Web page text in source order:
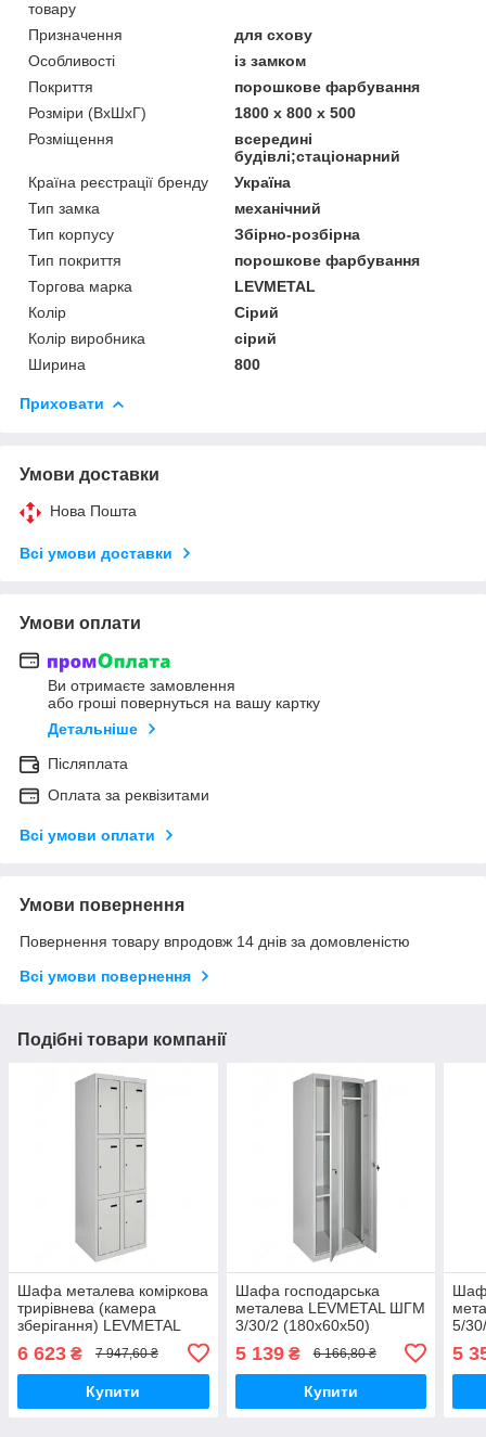
товару
Призначення
для схову
Особливості
із замком
Покриття
порошкове фарбування
Розміри (ВхШхГ)
1800 х 800 х 500
Розміщення
всередині
будівлі;стаціонарний
Країна реєстрації бренду
Україна
Тип замка
механічний
Тип корпусу
Збірно-розбірна
Тип покриття
порошкове фарбування
Торгова марка
LEVMETAL
Колір
Сірий
Колір виробника
сірий
Ширина
800
Приховати
Умови доставки
Нова Пошта
Всі умови доставки
Умови оплати
Ви отримаєте замовлення
або гроші повернуться на вашу картку
Детальніше
Післяплата
Оплата за реквізитами
Всі умови оплати
Умови повернення
Повернення товару впродовж 14 днів за домовленістю
Всі умови повернення
Подібні товари компанії
Шафа металева коміркова
трирівнева (камера
зберігання) LEVMETAL
ШКМ 3/40/2 (180х80х50)
6 623 ₴ 7 947,60 ₴
Купити
Шафа господарська
металева LEVMETAL ШГМ
3/30/2 (180х60х50)
5 139₴ 6 166,80 ₴
Купити
5/
5